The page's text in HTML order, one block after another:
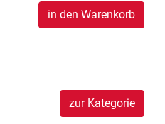
in den Warenkorb
zur Kategorie